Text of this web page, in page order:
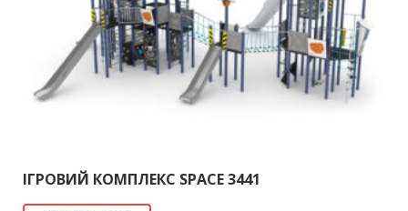
ІГРОВИЙ КОМПЛЕКС SPACE 3441